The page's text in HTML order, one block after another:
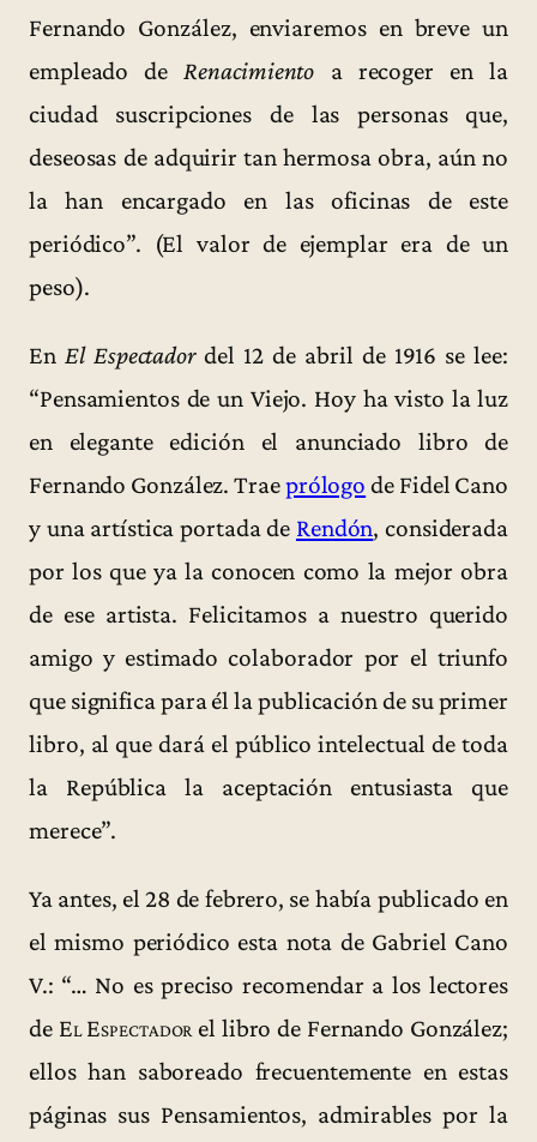
Fernando González, enviaremos en breve un
empleado de Renacimiento a recoger en la
ciudad suscripciones de las personas que,
deseosas de adquirir tan hermosa obra, aún no
la han encargado en las oficinas de este
periódico”. (El valor de ejemplar era de un
peso).
En El Espectadordel 12 de abril de 1916 se lee:
“Pensamientos de un Viejo. Hoy ha visto la luz
en elegante edición el anunciado libro de
Fernando González. Traeprólogo de Fidel Cano
y una artística portada de Rendón, considerada
por los que ya la conocen como la mejor obra
de ese artista. Felicitamos a nuestro querido
amigo y estimado colaborador por el triunfo
que significa para él la publicación de su primer
libro, al que dará el público intelectual de toda
la República la aceptación entusiasta que
merece”.
Ya antes, el 28 de febrero, se había publicado en
el mismo periódico esta nota de Gabriel Cano
V.: “… No es preciso recomendar a los lectores
de El Espectadorel libro de Fernando González;
ellos han saboreado frecuentemente en estas
páginas sus Pensamientos, admirables por la